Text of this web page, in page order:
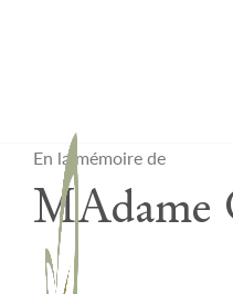
En la mémoire de
MAdame